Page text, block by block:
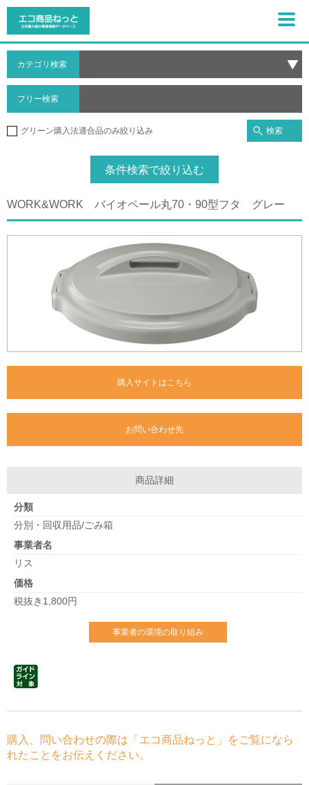
カテゴリ検索
フリー検索
グリーン購入法適合品のみ絞り込み 検索
条件検索で絞り込む
WORK&WORK バイオペール丸70・90型フタ グレー
購入サイトはこちら
お問い合わせ先
商品詳細
分類
分別・回収用品/ごみ箱
事業者名
リス
価格
税抜き1,800円
事業者の環境の取り組み
購入、問い合わせの際は「エコ商品ねっと」をご覧になら
れたことをお伝えください。